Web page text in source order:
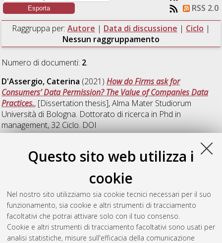
Questo sito web utilizza i
cookie
Nel nostro sito utilizziamo sia cookie tecnici necessari per il suo
funzionamento, sia cookie e altri strumenti di tracciamento
facoltativi che potrai attivare solo con il tuo consenso.
Cookie e altri strumenti di tracciamento facoltativi sono usati per
analisi statistiche, misure sull'efficacia della comunicazione
RSS 2.0
Raggruppa per: Autore | Data di discussione | Ciclo |
Nessun raggruppamento
Numero di documenti: 2.
D'Assergio, Caterina (2021)How do Firms ask for
Consumers’ Data Permission? The Value of Companies Data
Practices., [Dissertation thesis], Alma Mater Studiorum
Università di Bologna. Dottorato di ricerca in Phd in
management, 32 Ciclo. DOI
10.48676/unibo/amsdottorato/9817.
Vecchioni, Federica(2019)Exploring the Acquisition Process:
The Role of Marketing Activities and Searching Behavior in
Driving New Users Toward Acquisition, [Dissertation thesis],
Alma Mater Studiorum Università di Bologna. Dottorato di
ricerca inGeneral management, 30 Ciclo. DOI
10.48676/unibo/amsdottorato/9080.
Questa lista e' stata generata ilSat Aug 8 20:45:39 2026